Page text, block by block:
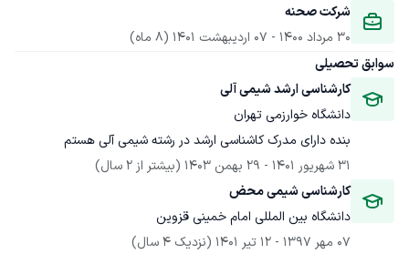
شرکت صحنه
30 مرداد 1400
- 07 اردیبهشت 1401
(8 ماه)
سوابق تحصیلی
کارشناسی ارشد شیمی آلی
دانشگاه خوارزمی تهران
بنده دارای مدرک کاشناسی ارشد در رشته شیمی آلی هستم
31 شهریور 1401
- 29 بهمن 1403
(بیشتر از 2 سال)
کارشناسی شیمی محض
دانشگاه بین المللی امام خمینی قزوین
07 مهر 1397
- 12 تیر 1401 (نزدیک 4 سال)